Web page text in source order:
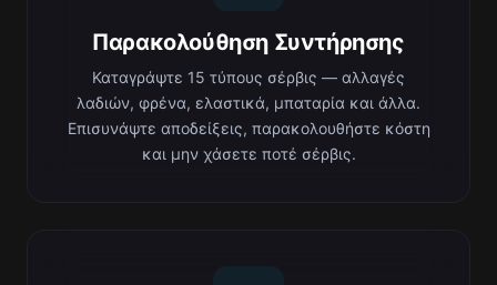
Παρακολούθηση Συντήρησης
Καταγράψτε 15 τύπους σέρβις — αλλαγές
λαδιών, φρένα, ελαστικά, μπαταρία και άλλα.
Επισυνάψτε αποδείξεις, παρακολουθήστε κόστη
και μην χάσετε ποτέ σέρβις.